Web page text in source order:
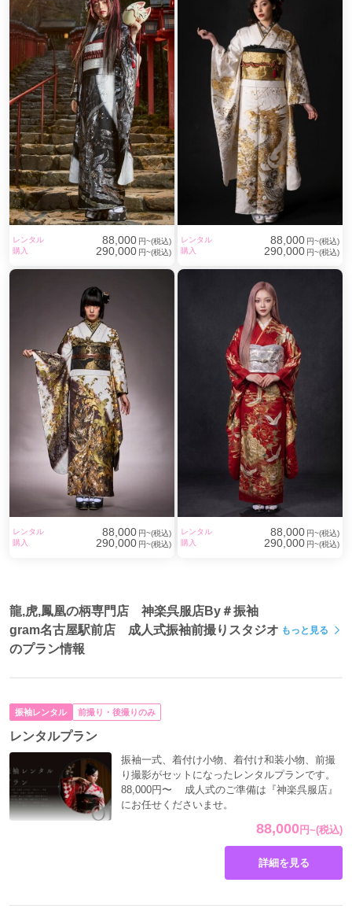
✔ 成人式・前撮りで人と被らない
✔ 写真映え・立体感・高級感が段違い
✔ 流行に左右されない正統派の美しさ
名古屋駅・栄エリアからアクセスしやすい好立地で、
試着・相談・前撮り・成人式当日までトータルサポート。
「安さよりも、本当に良い振袖を着たい」
そんなお嬢様・ご家族様に選ばれています。
金彩振袖で、20歳の一日を“一生の記憶”に。
名古屋で龍や虎のかっこいい振袖レン
タルを選ぶなら｜失敗しない選び方と
最新動向
成人式の振袖選びは、多くの方にとって初めての経験で
す。
特に、**「龍や虎などのかっこいい系を着たい」**という希
望がある場合、一般的な古典柄とは選び方も注意点も変わ
ってきます。
この記事では、
名古屋で龍・虎デザインの振袖はどのくらい選べるのか
どんなお店で探すと見つかりやすいのか
後悔しないためのチェックポイント
現場で実際に起きている人気傾向
これらを、長年店舗で接客を続けてきた立場から整理して
お伝えします。
読み終えるころには、
自分（またはお嬢さま）に合う探し方と判断基準がはっき
らないというのが実情です。
理由は、成人式全体で見ると王道の古典柄やくすみカラー
系の需要が多く、龍や虎のようなインパクトの強いデザイ
現場でのリアルな感覚
・展示会に並ぶ枚数は全体の数％〜1割前後
・早い時期に予約が決まる
・体格や身長によって着られるサイズが限られる
つまり、
「あるだろう」と思って来店すると、選択肢が少ないとい
うことが起こりやすいジャンルでもあります。
龍・虎デザインを希望する人が増えて
っています。
レンタル 88,000 円~(税込)
購入
290,000 円~(税込)
レンタル 88,000 円~(税込)
購入
290,000 円~(税込)
レンタル 88,000 円~(税込)
購入
290,000 円~(税込)
レンタル 88,000 円~(税込)
購入
290,000 円~(税込)
龍,虎,鳳凰の柄専門店 神楽呉服店By＃振袖
gram名古屋駅前店 成人式振袖前撮りスタジオ
のプラン情報
もっと見る
振袖レンタル 前撮り・後撮りのみ
レンタルプラン
88,000 円~(税込)
振袖一式、着付け小物、着付け和装小物、前撮
り撮影がセットになったレンタルプランです。
88,000円〜 成人式のご準備は『神楽呉服店』
にお任せくださいませ。
詳細を見る